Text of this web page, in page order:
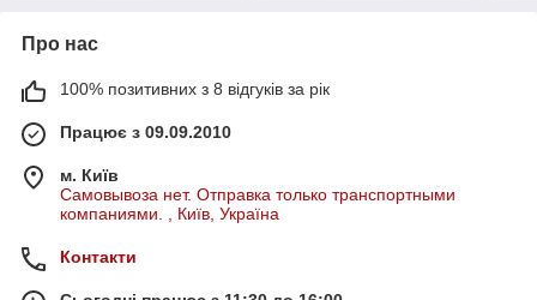
Про нас
100% позитивних з 8 відгуків за рік
Працює з 09.09.2010
м. Київ
Самовывоза нет. Отправка только транспортными
компаниями. , Київ, Україна
Контакти